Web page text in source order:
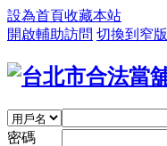
設為首頁收藏本站
開啟輔助訪問 切換到窄版
密碼